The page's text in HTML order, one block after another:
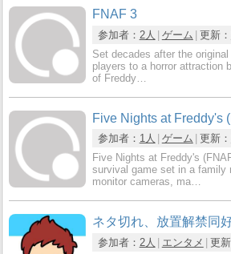
FNAF 3
参加者： 2人 ゲーム 更新：
Set decades after the
players to a horror attraction
of Freddy…
Five Nights at Freddy's
参加者： 1人 ゲーム 更新：
Five Nights at Freddy's
survival game set in a family
monitor cameras, ma…
ネタ切れ、放置解禁同
参加者： 2人 エンタメ 更新